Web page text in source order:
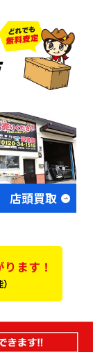
店頭買取
ます！